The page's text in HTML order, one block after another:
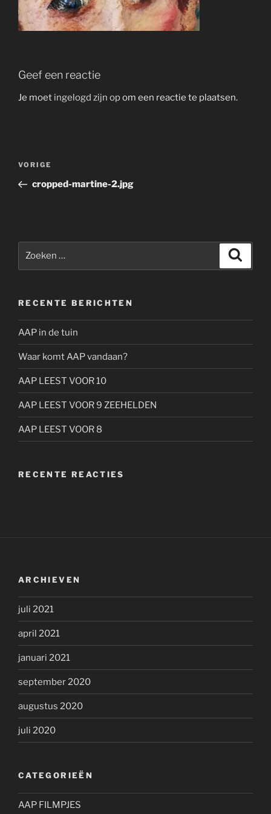
Geef een reactie
Je moet ingelogd zijn opom een reactie te plaatsen.
Bericht
Vorig
bericht
VORIGE
cropped-martine-2.jpg
RECENTE BERICHTEN
AAP in de tuin
Waar komt AAP vandaan?
AAP LEEST VOOR 10
AAP LEEST VOOR 9 ZEEHELDEN
AAP LEEST VOOR 8
RECENTE REACTIES
ARCHIEVEN
juli 2021
april 2021
januari 2021
september 2020
augustus 2020
juli 2020
CATEGORIEËN
AAP FILMPJES